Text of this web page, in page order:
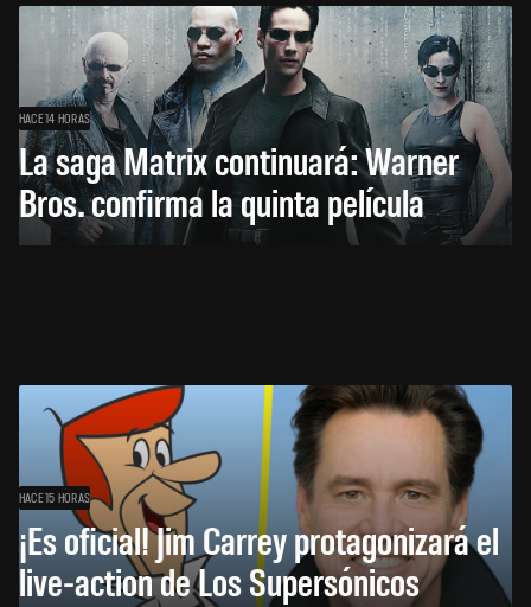
HACE 14 HORAS
La saga Matrix continuará: Warner
Bros. confirma la quinta película
HACE 15 HORAS
¡Es oficial! Jim Carrey protagonizará el
live-action de Los Supersónicos